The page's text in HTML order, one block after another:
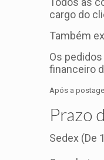
cargo do
Também
Os
financeiro
Após a
Prazo
Sedex (De